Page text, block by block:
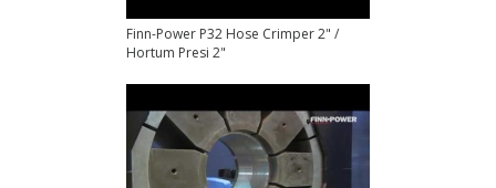
Finn-Power P32 Hose Crimper 2" /
Hortum Presi 2"